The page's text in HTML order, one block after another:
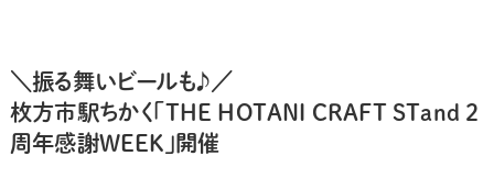
＼振る舞いビールも♪／
枚方市駅ちかく「THE HOTANI CRAFT STand 2
周年感謝WEEK」開催